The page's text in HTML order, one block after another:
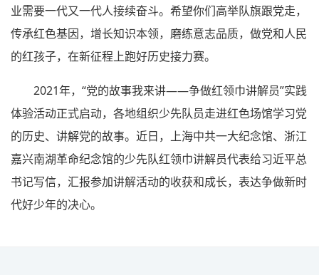
业需要一代又一代人接续奋斗。希望你们高举队旗跟党走，
传承红色基因，增长知识本领，磨练意志品质，做党和人民
的红孩子，在新征程上跑好历史接力赛。
2021年，“党的故事我来讲——争做红领巾讲解员”实践
体验活动正式启动，各地组织少先队员走进红色场馆学习党
的历史、讲解党的故事。近日，上海中共一大纪念馆、浙江
嘉兴南湖革命纪念馆的少先队红领巾讲解员代表给习近平总
书记写信，汇报参加讲解活动的收获和成长，表达争做新时
代好少年的决心。